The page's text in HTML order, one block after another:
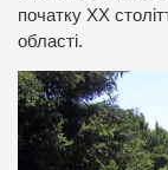
початку XX
області.